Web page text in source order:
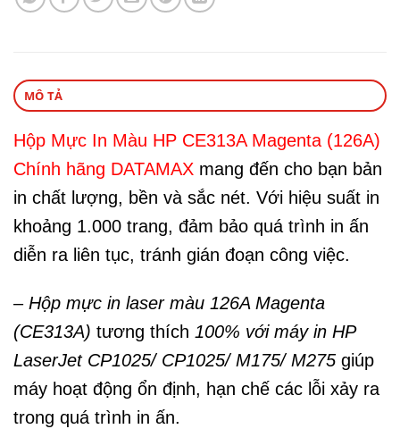
MÔ TẢ
Hộp Mực In Màu HP CE313A Magenta (126A)
Chính hãng DATAMAX mang đến cho bạn bản
in chất lượng, bền và sắc nét. Với hiệu suất in
khoảng 1.000 trang, đảm bảo quá trình in ấn
diễn ra liên tục, tránh gián đoạn công việc.
– Hộp mực in laser màu 126A Magenta
(CE313A) tương thích 100% với máy in HP
LaserJet CP1025/ CP1025/ M175/ M275 giúp
máy hoạt động ổn định, hạn chế các lỗi xảy ra
trong quá trình in ấn.